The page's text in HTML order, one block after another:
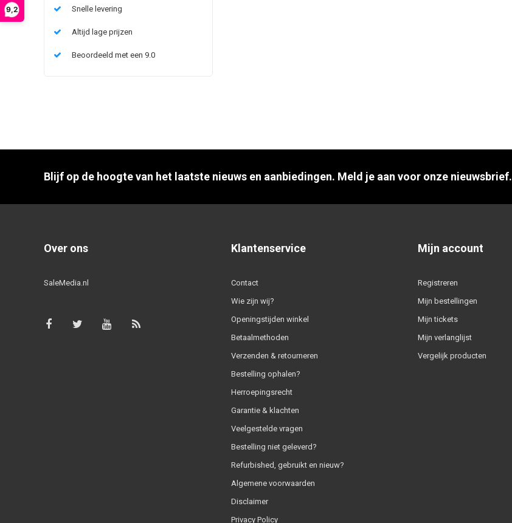
9,2 Snelle levering
Altijd lage prijzen
Beoordeeld met een 9.0
Blijf op de hoogte van het laatste nieuws en aanbiedingen. Meld je aan voor onze nieuwsbrief.
Over ons
SaleMedia.nl
Klantenservice
Contact
Wie zijn wij?
Openingstijden winkel
Betaalmethoden
Verzenden & retourneren
Bestelling ophalen?
Herroepingsrecht
Garantie & klachten
Veelgestelde vragen
Bestelling niet geleverd?
Refurbished, gebruikt en nieuw?
Algemene voorwaarden
Disclaimer
Privacy Policy
Mijn account
Registreren
Mijn bestellingen
Mijn tickets
Mijn verlanglijst
Vergelijk producten